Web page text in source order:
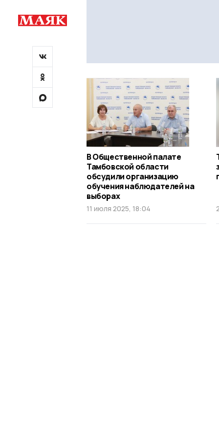
В Общественной палате
Тамбовской области
обсудили организацию
обучения наблюдателей на
выборах
11 июля 2025, 18:04